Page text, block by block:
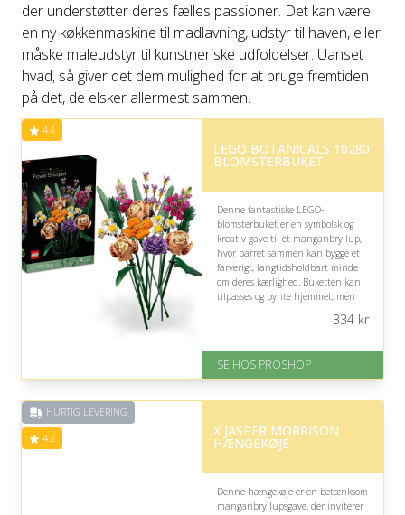
der understøtter deres fælles passioner. Det kan være
en ny køkkenmaskine til madlavning, udstyr til haven, eller
måske maleudstyr til kunstneriske udfoldelser. Uanset
hvad, så giver det dem mulighed for at bruge fremtiden
på det, de elsker allermest sammen.
4.4
LEGO BOTANICALS 10280
BLOMSTERBUKET
Denne fantastiske LEGO-
blomsterbuket er en symbolsk og
kreativ gave til et manganbryllup,
hvor parret sammen kan bygge et
farverigt, langtidsholdbart minde
om deres kærlighed. Buketten kan
tilpasses og pynte hjemmet, men
Fremragende Trustpilot rating
334kr
SE HOS PROSHOP
HURTIG LEVERING
4.3 X JASPER MORRISON
HÆNGEKØJE
Denne hængekøje er en betænksom
manganbryllupsgave, der inviterer